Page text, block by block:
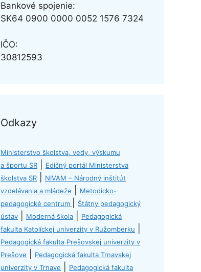
Bankové spojenie:
SK64 0900 0000 0052 1576 7324
IČO:
30812593
Odkazy
Ministerstvo školstva, vedy, výskumu
a športu SR
Edičný portál Ministerstva
školstva SR
NIVAM – Národný inštitút
vzdelávania a mládeže
Metodicko-
pedagogické centrum
Štátny pedagogický
ústav
Moderná škola
Pedagogická
fakulta Katolíckej univerzity v Ružomberku
Pedagogická fakulta Prešovskej univerzity v
Prešove
Pedagogická fakulta Trnavskej
univerzity v Trnave
Pedagogická fakulta